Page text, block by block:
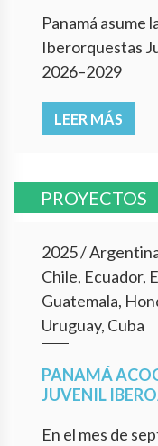
Panamá asume
Iberorquestas
2026–2029
LEER MÁS
PROYECTOS
2025/
Chile, Ecuador,
Guatemala,
Uruguay, Cuba
PANAMÁ
JUVENIL
En el mes de